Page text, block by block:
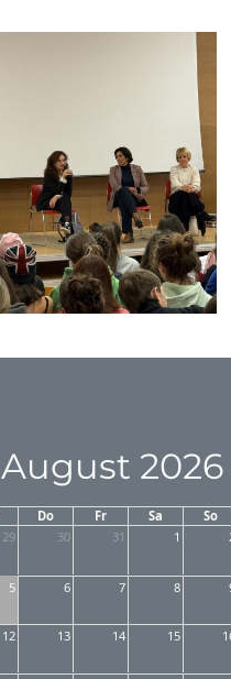
August 2026
Do Fr Sa
So
29 30 31 1
5 6 7 8
12 13 14 15